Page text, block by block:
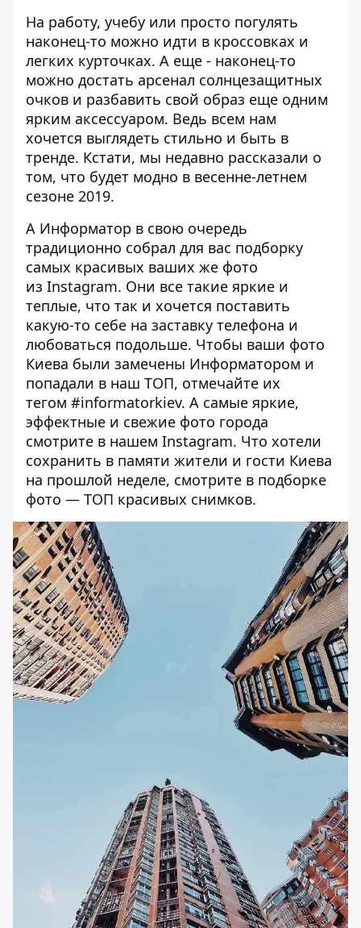
На работу, учебу или просто погулять
наконец-то можно идти в кроссовках и
легких курточках. А еще - наконец-то
можно достать арсенал солнцезащитных
очков и разбавить свой образ еще одним
ярким аксессуаром. Ведь всем нам
хочется выглядеть стильно и быть в
тренде. Кстати, мы недавно рассказали о
том, что будет модно в весенне-летнем
сезоне 2019.
А Информатор в свою очередь
традиционно собрал для вас подборку
самых красивых ваших же фото
из Instagram. Они все такие яркие и
теплые, что так и хочется поставить
какую-то себе на заставку телефона и
любоваться подольше. Чтобы ваши фото
Киева были замечены Информатором и
попадали в наш ТОП, отмечайте их
тегом #informatorkiev. А самые яркие,
эффектные и свежие фото города
смотрите в нашем Instagram. Что хотели
сохранить в памяти жители и гости Киева
на прошлой неделе, смотрите в подборке
фото — ТОП красивых снимков.